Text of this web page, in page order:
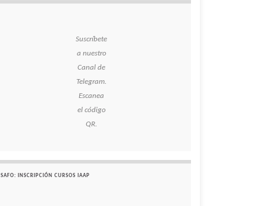
Suscríbete
a nuestro
Canal de
Telegram.
Escanea
el código
QR.
SAFO: INSCRIPCIÓN CURSOS IAAP